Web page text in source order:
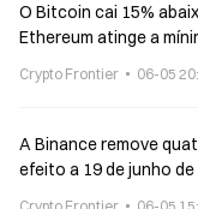
O Bitcoin cai 15%
Ethereum atinge a
Crypto Frontier 06-05
A Binance remove
efeito a 19 de junho de